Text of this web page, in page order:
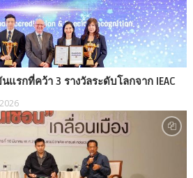
แรกที่คว้า 3 รางวัลระดับโลกจาก IEAC